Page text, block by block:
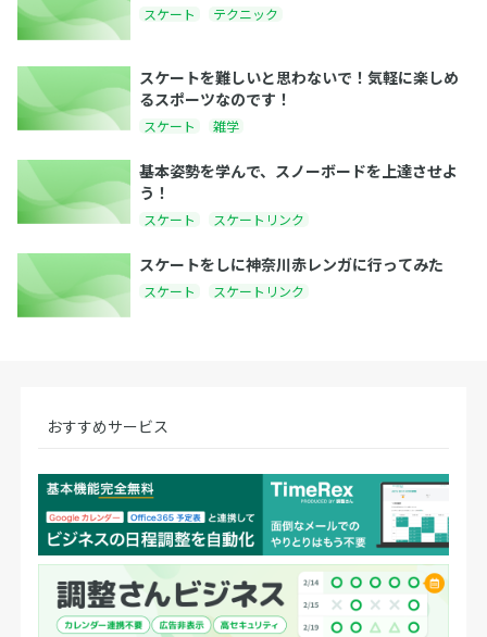
スケート テクニック
スケートを難しいと思わないで！気軽に楽しめ
るスポーツなのです！
スケート 雑学
基本姿勢を学んで、スノーボードを上達させよ
う！
スケート スケートリンク
スケートをしに神奈川赤レンガに行ってみた
スケート スケートリンク
おすすめサービス